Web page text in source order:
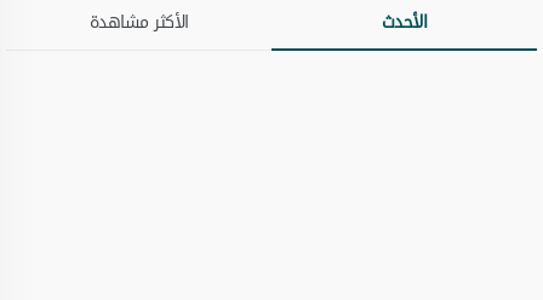
الأحدث الأكثر مشاهدة